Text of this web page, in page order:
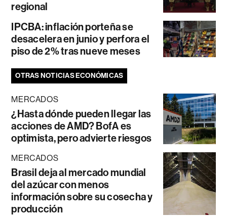
regional
IPCBA: inflación porteña se
desacelera en junio y perfora el
piso de 2% tras nueve meses
OTRAS NOTICIAS ECONÓMICAS
MERCADOS
¿Hasta dónde pueden llegar las
acciones de AMD? BofA es
optimista, pero advierte riesgos
MERCADOS
Brasil deja al mercado mundial
del azúcar con menos
información sobre su cosecha y
producción